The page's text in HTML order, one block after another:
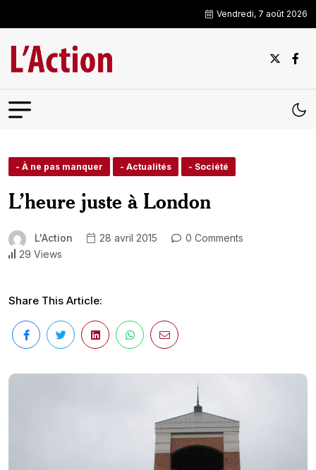
Vendredi, 7 août 2026
- À ne pas manquer - Actualités - Société
L’heure juste à London
L'Action 28 avril 2015
0 Comments
29 Views
Share This Article: